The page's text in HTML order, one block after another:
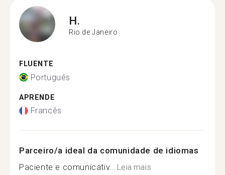
H.
Rio de Janeiro
FLUENTE
Português
APRENDE
Francês
Parceiro/a ideal da comunidade de idiomas
Paciente e comunicativ...Leia mais